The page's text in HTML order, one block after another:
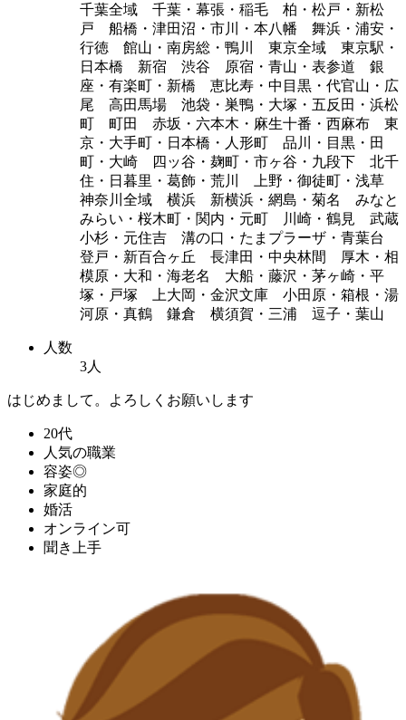
千葉全域 千葉・幕張・稲毛 柏・松戸・新松
戸 船橋・津田沼・市川・本八幡 舞浜・浦安・
行徳 館山・南房総・鴨川 東京全域 東京駅・
日本橋 新宿 渋谷 原宿・青山・表参道 銀
座・有楽町・新橋 恵比寿・中目黒・代官山・広
尾 高田馬場 池袋・巣鴨・大塚・五反田・浜松
町 町田 赤坂・六本木・麻生十番・西麻布 東
京・大手町・日本橋・人形町 品川・目黒・田
町・大崎 四ッ谷・麹町・市ヶ谷・九段下 北千
住・日暮里・葛飾・荒川 上野・御徒町・浅草
神奈川全域 横浜 新横浜・網島・菊名 みなと
みらい・桜木町・関内・元町 川崎・鶴見 武蔵
小杉・元住吉 溝の口・たまプラーザ・青葉台
登戸・新百合ヶ丘 長津田・中央林間 厚木・相
模原・大和・海老名 大船・藤沢・茅ヶ崎・平
塚・戸塚 上大岡・金沢文庫 小田原・箱根・湯
河原・真鶴 鎌倉 横須賀・三浦 逗子・葉山
人数
3人
はじめまして。よろしくお願いします
20代
人気の職業
容姿◎
家庭的
婚活
オンライン可
聞き上手